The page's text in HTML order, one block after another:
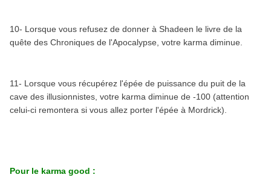
10- Lorsque vous refusez de donner à Shadeen le livre de la
quête des Chroniques de l'Apocalypse, votre karma diminue.
11- Lorsque vous récupérez l'épée de puissance du puit de la
cave des illusionnistes, votre karma diminue de -100 (attention
celui-ci remontera si vous allez porter l'épée à Mordrick).
Pour le karma good :